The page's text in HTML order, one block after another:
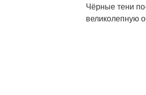
Чёрные тени
великолепную